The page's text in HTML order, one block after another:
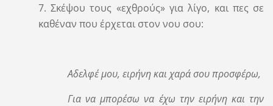
7. Σκέψου τους «εχθρούς» για λίγο, και πες σε
καθέναν που έρχεται στον νου σου:
Αδελφέ μου, ειρήνη και χαρά σου προσφέρω,
Για να μπορέσω να έχω την ειρήνη και την